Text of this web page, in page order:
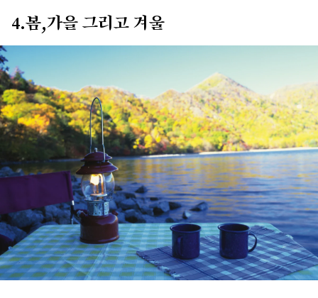
4.봄,가을 그리고 겨울